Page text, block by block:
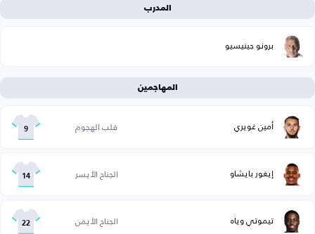
المدرب
برونو جينيسيو
المهاجمين
أمين غويري قلب الهجوم 9
إيغور بايشاو الجناح الأيسر 14
تيموتي وياه الجناح الأيمن 22